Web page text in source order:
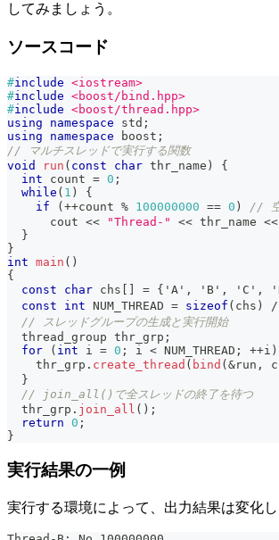
してみましょう。
ソースコード
#include <iostream>
#include <boost/bind.hpp>
#include <boost/thread.hpp>
using
namespace std ;
using
namespace boost ;
// マルチスレッドで実行する関数
void
run ( const char thr_name )
{
int count = 0 ;
while ( 1 )
{
if
(++count % 100000000 == 0 )
//
      cout
<< "Thread-" << thr_name <<
}
}
int main ( )
{
const
char chs [ ] = { 'A' , 'B' , 'C' ,
const
int NUM_THREAD = sizeof ( chs ) /
// スレッドグループの生成と実行開始
  thread_group thr_grp
;
for
( int i = 0 ; i < NUM_THREAD ; ++i )
    thr_grp
. create_thread ( bind (&run ,
}
// join_all()で全スレッドの終了を待つ
  thr_grp
. join_all ( ) ;
return 0 ;
}
実行結果の一例
実行する環境によって、出力結果は変化し